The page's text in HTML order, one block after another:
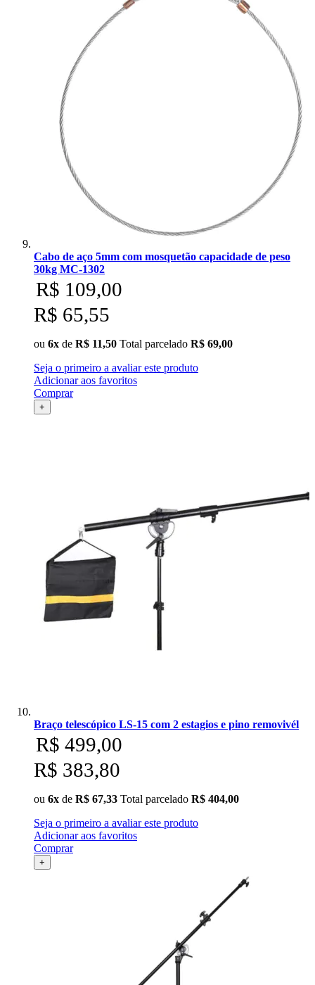
Cabo de aço 5mm com mosquetão capacidade de peso
30kg MC-1302
R$ 109,00
R$ 65,55
ou 6x de R$ 11,50 Total parcelado R$ 69,00
Seja o primeiro a avaliar este produto
Adicionar aos favoritos
Comprar
+
Braço telescópico LS-15 com 2 estagios e pino removivél
R$ 499,00
R$ 383,80
ou 6x de R$ 67,33 Total parcelado R$ 404,00
Seja o primeiro a avaliar este produto
Adicionar aos favoritos
Comprar
+